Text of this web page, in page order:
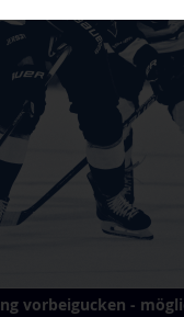
vorbeigucken -